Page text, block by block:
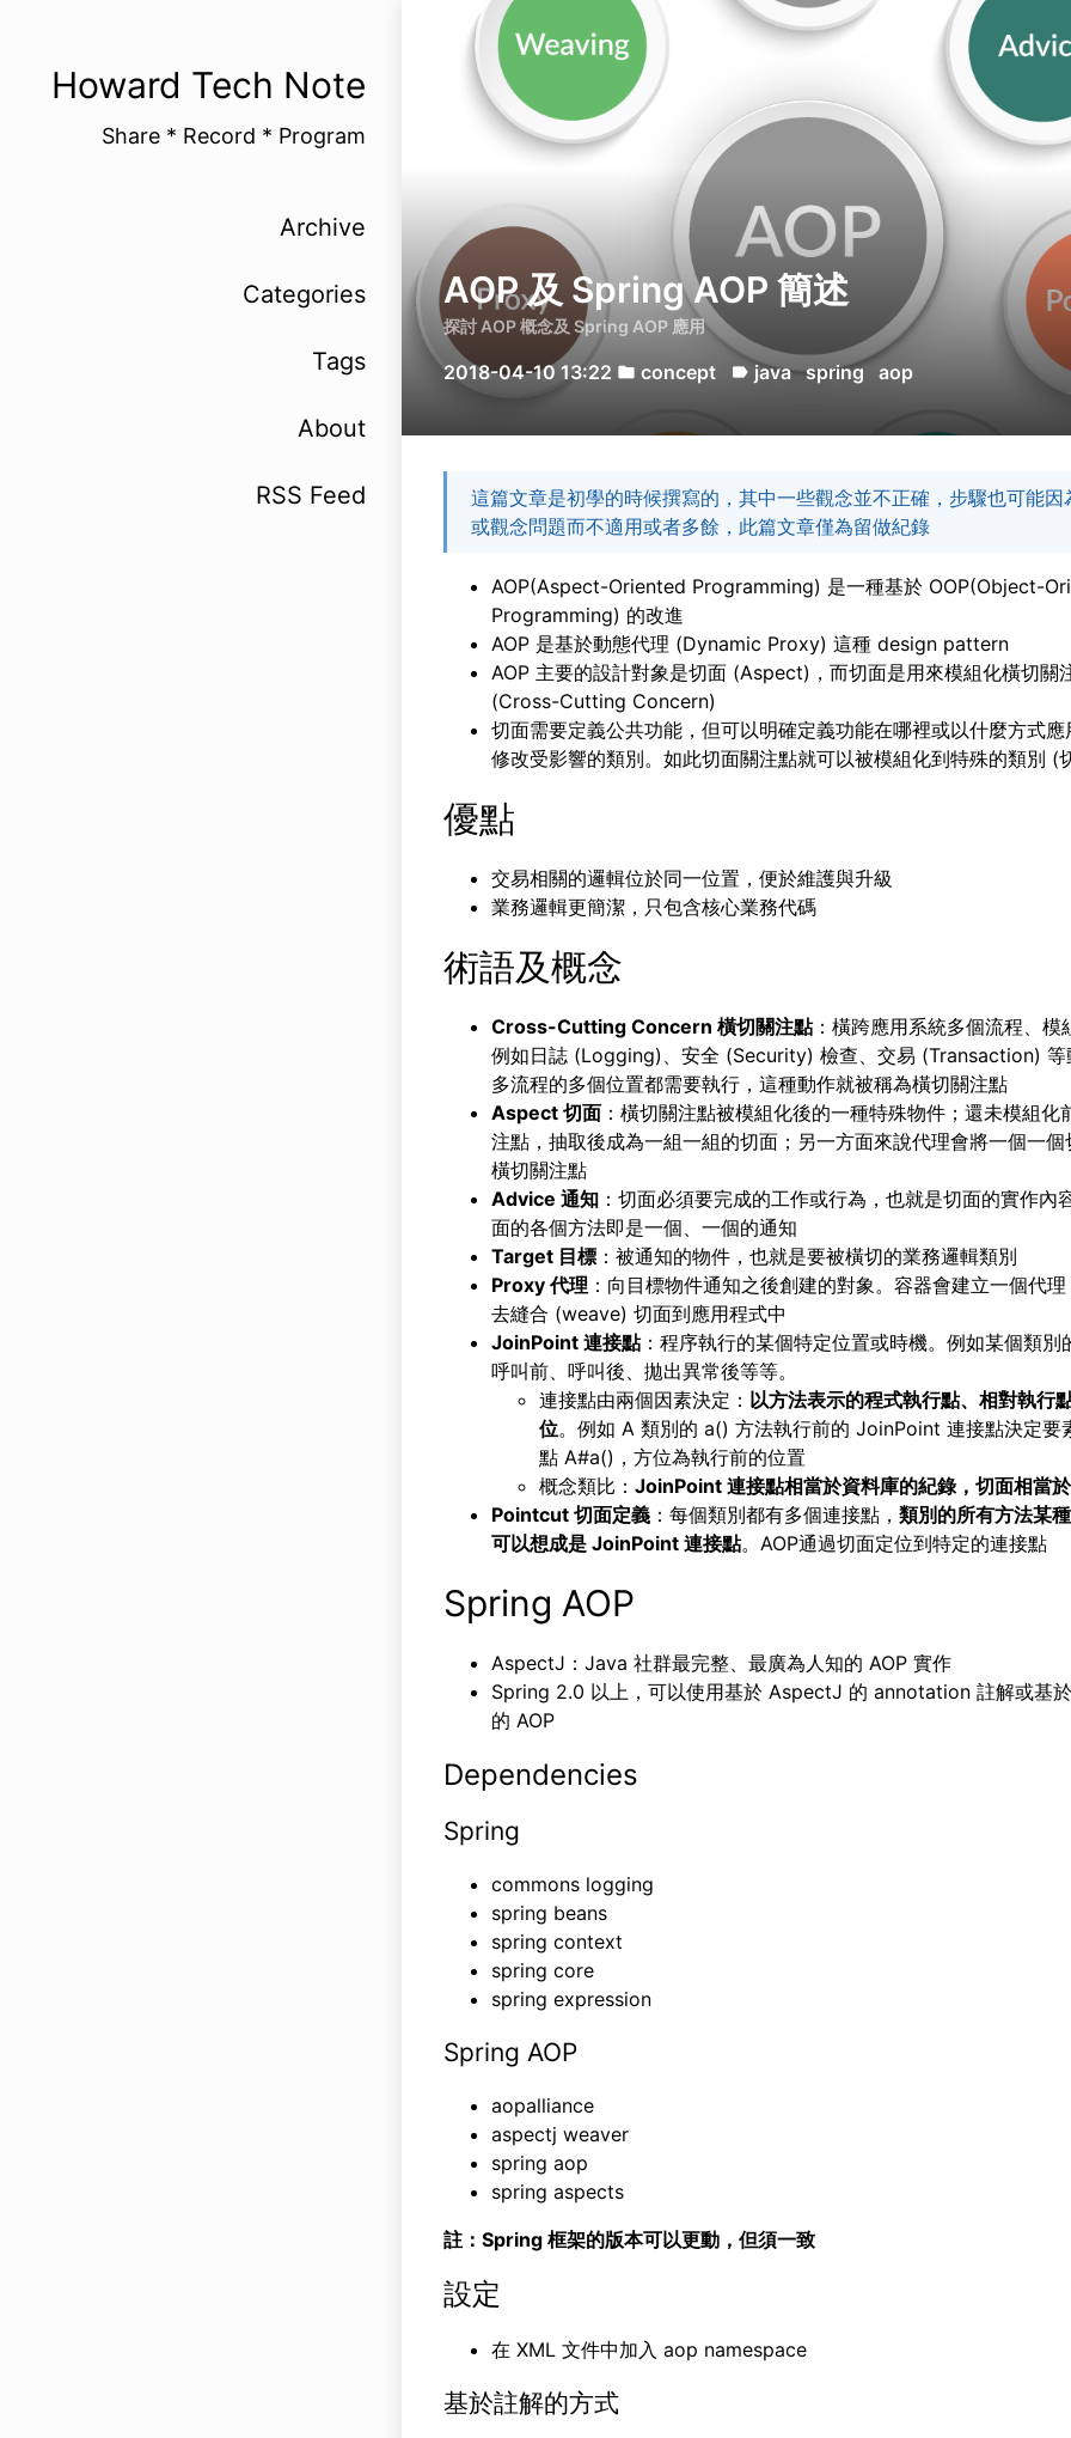
AOP 及 Spring AOP 簡述
探討 AOP 概念及 Spring AOP 應用
2018-04-10 13:22 folder concept label java spring aop
這篇文章是初學的時候撰寫的，其中一些觀念並不正確，步驟也可能因
或觀念問題而不適用或者多餘，此篇文章僅為留做紀錄
AOP(Aspect-Oriented Programming) 是一種基於 OOP(Object-
Programming) 的改進
AOP 是基於動態代理 (Dynamic Proxy) 這種 design pattern
AOP 主要的設計對象是切面 (Aspect)，而切面是用來模組化橫切關
(Cross-Cutting Concern)
切面需要定義公共功能，但可以明確定義功能在哪裡或以什麼方式應
修改受影響的類別。如此切面關注點就可以被模組化到特殊的類別 (
優點
交易相關的邏輯位於同一位置，便於維護與升級
業務邏輯更簡潔，只包含核心業務代碼
術語及概念
Cross-Cutting Concern 橫切關注點：橫跨應用系統多個流程、模
例如日誌 (Logging)、安全 (Security) 檢查、交易 (Transaction) 等
多流程的多個位置都需要執行，這種動作就被稱為橫切關注點
Aspect 切面 ：橫切關注點被模組化後的一種特殊物件；還未模組化
注點，抽取後成為一組一組的切面；另一方面來說代理會將一個一個
橫切關注點
Advice 通知 ：切面必須要完成的工作或行為，也就是切面的實作內
面的各個方法即是一個、一個的通知
Target 目標 ：被通知的物件，也就是要被橫切的業務邏輯類別
Proxy 代理 ：向目標物件通知之後創建的對象。容器會建立一個代
去縫合 (weave) 切面到應用程式中
JoinPoint 連接點：程序執行的某個特定位置或時機。例如某個類別
呼叫前、呼叫後、拋出異常後等等。
連接點由兩個因素決定： 以方法表示的程式執行點、相對執行
位。例如 A 類別的 a() 方法執行前的 JoinPoint 連接點決定要
點 A#a()，方位為執行前的位置
概念類比： JoinPoint 連接點相當於資料庫的紀錄，切面相當
Pointcut 切面定義 ：每個類別都有多個連接點， 類別的所有方法某
可以想成是 JoinPoint 連接點。AOP通過切面定位到特定的連接點
Spring AOP
AspectJ：Java 社群最完整、最廣為人知的 AOP 實作
Spring 2.0 以上，可以使用基於 AspectJ 的 annotation 註解或基
的 AOP
Dependencies
Spring
commons logging
spring beans
spring context
spring core
spring expression
Spring AOP
aopalliance
aspectj weaver
spring aop
spring aspects
註：Spring 框架的版本可以更動，但須一致
設定
在 XML 文件中加入 aop namespace
基於註解的方式
Howard Tech Note
Share * Record * Program
Archive
Categories
Tags
About
RSS Feed